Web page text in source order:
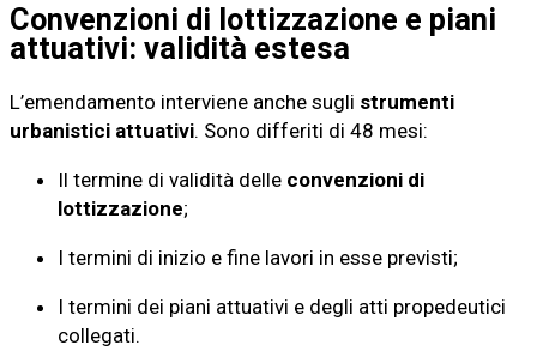
Convenzioni di lottizzazione e piani
attuativi: validità estesa
L’emendamento interviene anche sugli strumenti
urbanistici attuativi. Sono differiti di 48 mesi:
Il termine di validità delle convenzioni di
lottizzazione;
I termini di inizio e fine lavori in esse previsti;
I termini dei piani attuativi e degli atti propedeutici
collegati.